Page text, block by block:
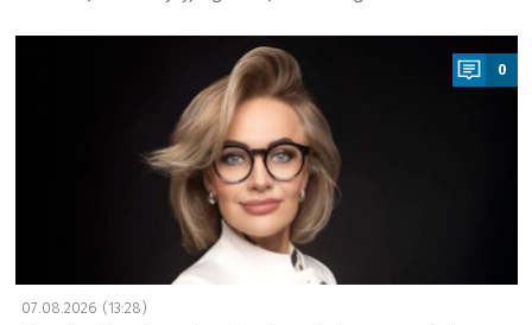
a
0
07.08.2026 (13:28)